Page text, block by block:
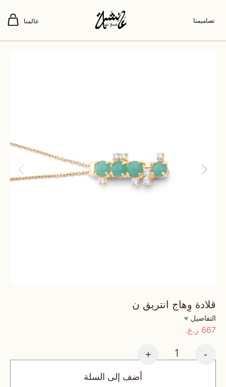
تصاميمنا عالمنا
قلادة وِهاج انتريق ن
التفاصيل
667 ر.ع.
-
+
أضف إلى السلة